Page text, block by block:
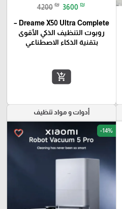
4200 ₪ 3600 ₪
Dreame X50 Ultra Complete –
روبوت التنظيف الذكي الأقوى
بتقنية الذكاء الاصطناعي
add_shopping_cart
أدوات و مواد تنظيف
favorite_border -14%